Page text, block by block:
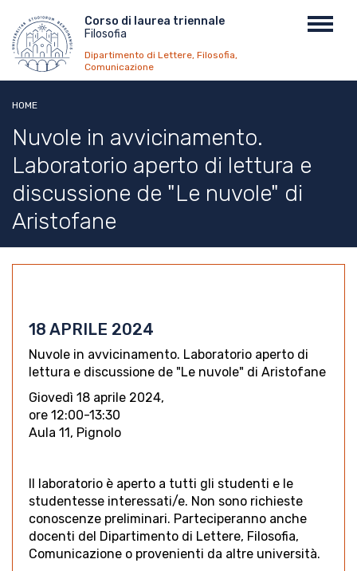
contenuto
principale
Menu
top
Corso di laurea triennale
Filosofia
Dipartimento di Lettere, Filosofia,
Comunicazione
HOME
Nuvole in avvicinamento.
Laboratorio aperto di lettura e
discussione de "Le nuvole" di
Aristofane
18 APRILE 2024
Nuvole in avvicinamento. Laboratorio aperto di
lettura e discussione de "Le nuvole" di Aristofane
Giovedì 18 aprile 2024,
ore 12:00-13:30
Aula 11, Pignolo
Il laboratorio è aperto a tutti gli studenti e le
studentesse interessati/e. Non sono richieste
conoscenze preliminari. Parteciperanno anche
docenti del Dipartimento di Lettere, Filosofia,
Comunicazione o provenienti da altre università.